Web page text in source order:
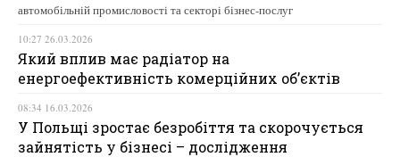
автомобільній промисловості та секторі бізнес-послуг
10:27 26.03.2026
Який вплив має радіатор на
енергоефективність комерційних об’єктів
08:34 16.03.2026
У Польщі зростає безробіття та скорочується
зайнятість у бізнесі – дослідження